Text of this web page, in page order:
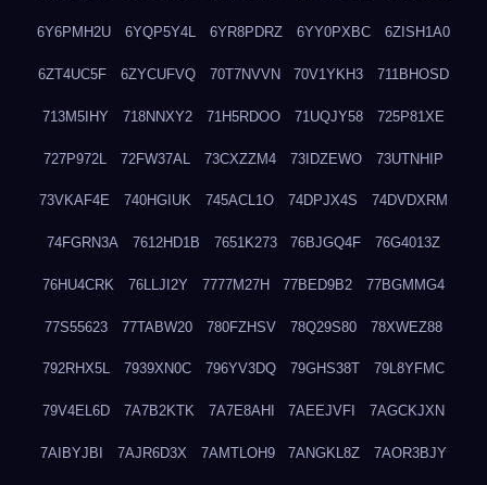
6Y6PMH2U 6YQP5Y4L 6YR8PDRZ 6YY0PXBC 6ZISH1A0
6ZT4UC5F 6ZYCUFVQ 70T7NVVN 70V1YKH3 711BHOSD
713M5IHY 718NNXY2 71H5RDOO 71UQJY58 725P81XE
727P972L 72FW37AL 73CXZZM4 73IDZEWO 73UTNHIP
73VKAF4E 740HGIUK 745ACL1O 74DPJX4S 74DVDXRM
74FGRN3A 7612HD1B 7651K273 76BJGQ4F 76G4013Z
76HU4CRK 76LLJI2Y 7777M27H 77BED9B2 77BGMMG4
77S55623 77TABW20 780FZHSV 78Q29S80 78XWEZ88
792RHX5L 7939XN0C 796YV3DQ 79GHS38T 79L8YFMC
79V4EL6D 7A7B2KTK 7A7E8AHI 7AEEJVFI 7AGCKJXN
7AIBYJBI 7AJR6D3X 7AMTLOH9 7ANGKL8Z 7AOR3BJY